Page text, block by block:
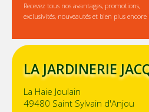
Recevez tous nos avantages, promotions,
exclusivités, nouveautés et bien plus encore !
LA JARDINERIE
La Haie Joulain
49480 Saint Sylvain d'Anjou